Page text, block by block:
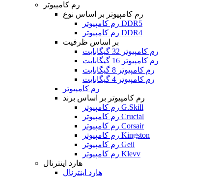
رم کامپیوتر
رم کامپیوتر بر اساس نوع
رم کامپیوتر DDR5
رم کامپیوتر DDR4
بر اساس ظرفیت
رم کامپیوتر 32 گیگابایت
رم کامپیوتر 16 گیگابایت
رم کامپیوتر 8 گیگابایت
رم کامپیوتر 4 گیگابایت
رم کامپیوتر
رم کامپیوتر بر اساس برند
رم کامپیوتر G.Skill
رم کامپیوتر Crucial
رم کامپیوتر Corsair
رم کامپیوتر Kingston
رم کامپیوتر Geil
رم کامپیوتر Klevv
هارد اینترنال
هارد اینترنال